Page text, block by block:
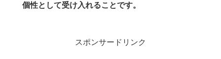
個性として受け入れることです。
スポンサードリンク